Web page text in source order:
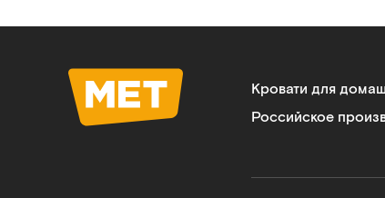
Кровати для
Российское